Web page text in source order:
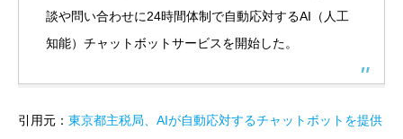
談や問い合わせに24時間体制で自動応対するAI（人工
知能）チャットボットサービスを開始した。
引用元： 東京都主税局、AIが自動応対するチャットボットを提供